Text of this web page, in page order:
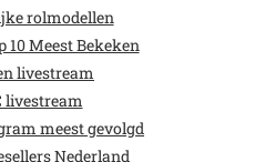
rolmodellen
10 Meest Bekeken
livestream
livestream
meest gevolgd
Nederland